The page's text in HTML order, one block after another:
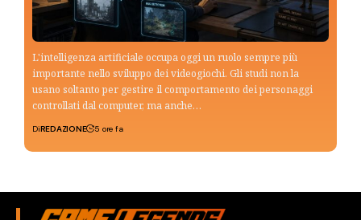
L'intelligenza artificiale occupa oggi un ruolo sempre più
importante nello sviluppo dei videogiochi. Gli studi non la
usano soltanto per gestire il comportamento dei personaggi
controllati dal computer, ma anche…
DiREDAZIONE 5 ore fa